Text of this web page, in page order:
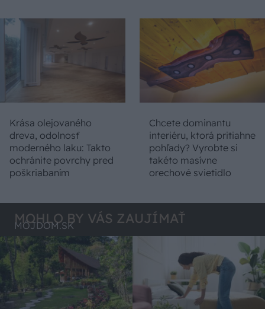
Krása olejovaného
dreva, odolnosť
moderného laku: Takto
ochránite povrchy pred
poškriabaním
Chcete dominantu
interiéru, ktorá pritiahne
pohľady? Vyrobte si
takéto masívne
orechové svietidlo
MOHLO BY VÁS ZAUJÍMAŤ
MÔJDOM.SK